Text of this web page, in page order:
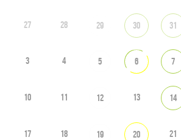
27 28 29 30 31
3 4 5 6 7
10 11 12 13 14
17 18 19 20 21